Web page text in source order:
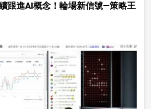
跟進AI概念！輪場新信號—策略王